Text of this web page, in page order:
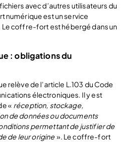
avec d’autres utilisateurs du
est un service
Le coffre-fort est hébergé dans un
: obligations du
de l’article L.103 du Code
électroniques. Il y est
« réception, stockage,
de données ou documents
permettant de justifier de
de leur origine ». Le coffre-fort